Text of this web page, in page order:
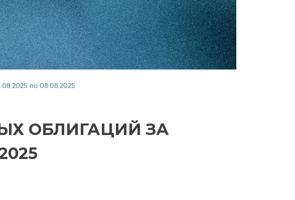
по 08.08.2025
ОБЛИГАЦИЙ ЗА